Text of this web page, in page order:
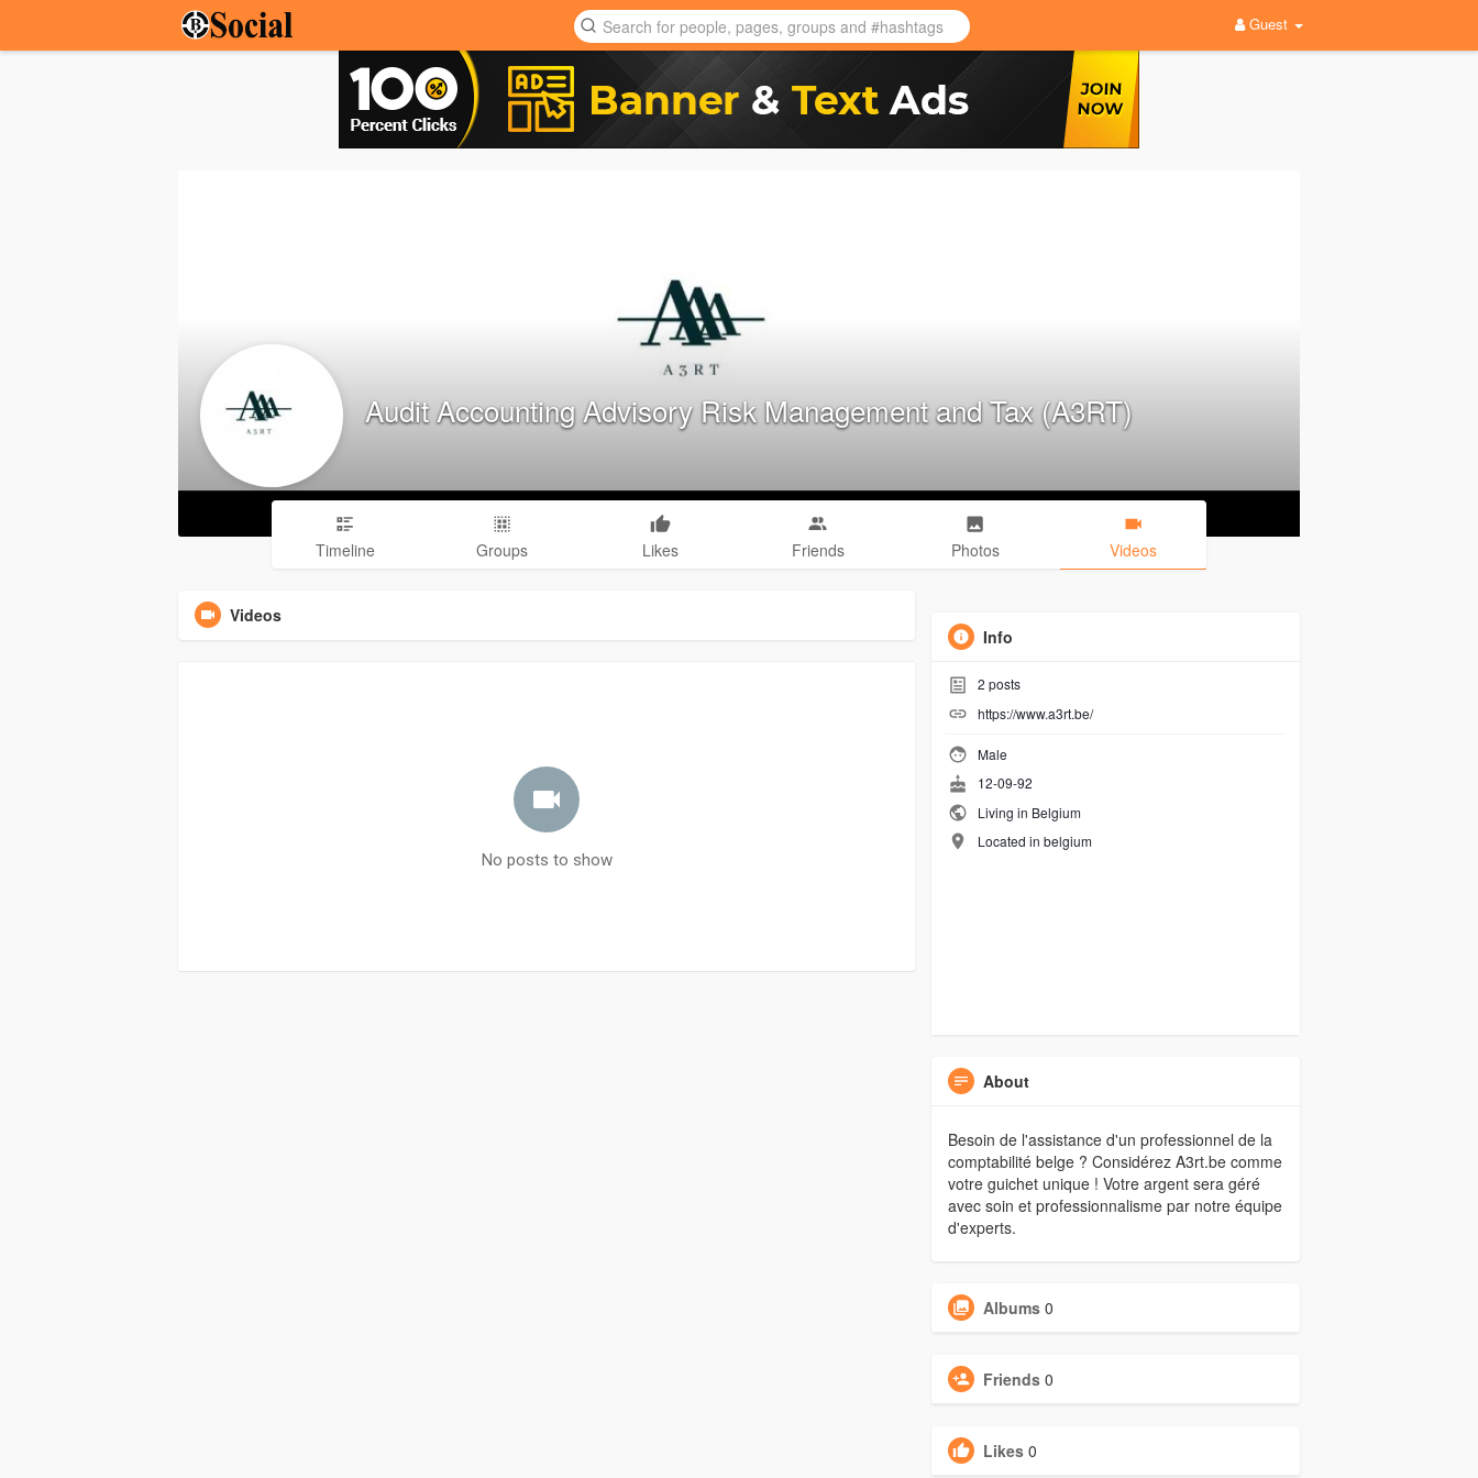
Guest
Audit Accounting Advisory Risk Management and Tax (A3RT)
Timeline Groups Likes Friends Photos Videos
Videos
No posts to show
Info
2 posts
https://www.a3rt.be/
Male
12-09-92
Living in Belgium
Located in belgium
About
Besoin de l'assistance d'un professionnel de la
comptabilité belge ? Considérez A3rt.be comme
votre guichet unique ! Votre argent sera géré
avec soin et professionnalisme par notre équipe
d'experts.
Albums 0
Friends 0
Likes 0